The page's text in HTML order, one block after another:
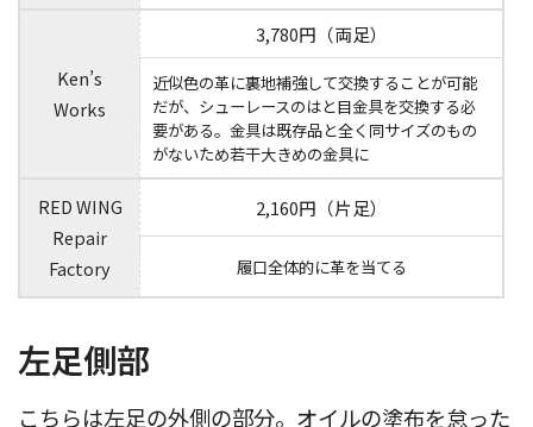
Ken’s
Works
3,780円（両足）
近似色の革に裏地補強して交換することが可能
だが、シューレースのはと目金具を交換する必
要がある。金具は既存品と全く同サイズのもの
がないため若干大きめの金具に
RED WING
Repair
Factory
2,160円（片足）
履口全体的に革を当てる
左足側部
こちらは左足の外側の部分。オイルの塗布を怠った